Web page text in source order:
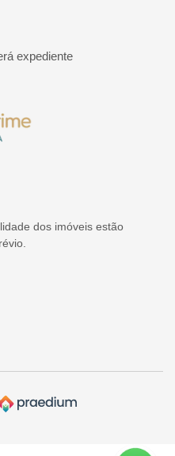
expediente
dos imóveis estão